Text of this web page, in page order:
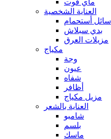
العناية الشخصية
سائل أستحمام
بدي سبلاش
مزيلات العرق
مكياج
وجة
عيون
شفاه
أظافر
مزيل مكياج
العناية بالشعر
شامبو
بلسم
ماسك